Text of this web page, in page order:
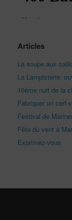
Articles
La soupe aux
La Lampisterie:
10ème nuit de la
Fabriquer un cerf-
Festival de
Fête du vent à
Exprimez-vous